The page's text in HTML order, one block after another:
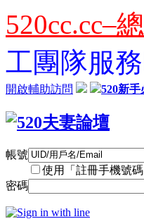
520cc.cc–
工團隊服
開啟輔助訪問 520新
帳號
使用「註冊手機號
密碼